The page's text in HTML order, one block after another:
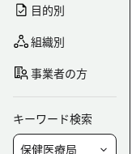
目的別
組織別
事業者の方
キーワード検索